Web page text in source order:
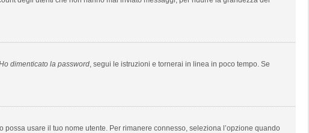
dimenticato la password, segui le istruzioni e tornerai in linea in poco tempo. Se
usare il tuo nome utente. Per rimanere connesso, seleziona l’opzione quando